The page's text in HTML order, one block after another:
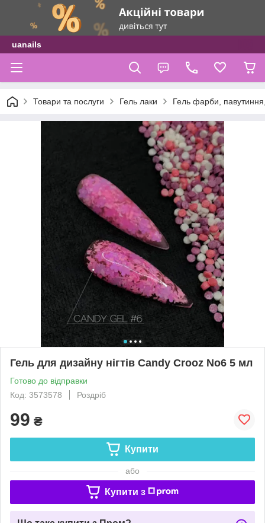
uanails
Товари та послуги Гель лаки Гель фарби, павутиння,
Гель для дизайну нігтів Candy Crooz No6 5 мл
Готово до відправки
Код: 3573578
Роздріб
99 ₴
Купити
або
Купити з